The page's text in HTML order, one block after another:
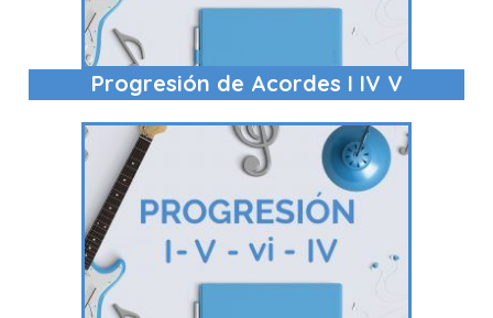
Progresión de Acordes I IV V